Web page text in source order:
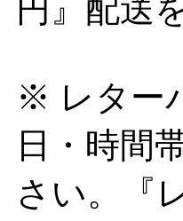
円』配送
※ レター
日・時間
さい。『